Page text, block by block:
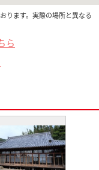
ります。実際の場所と異なる
ら